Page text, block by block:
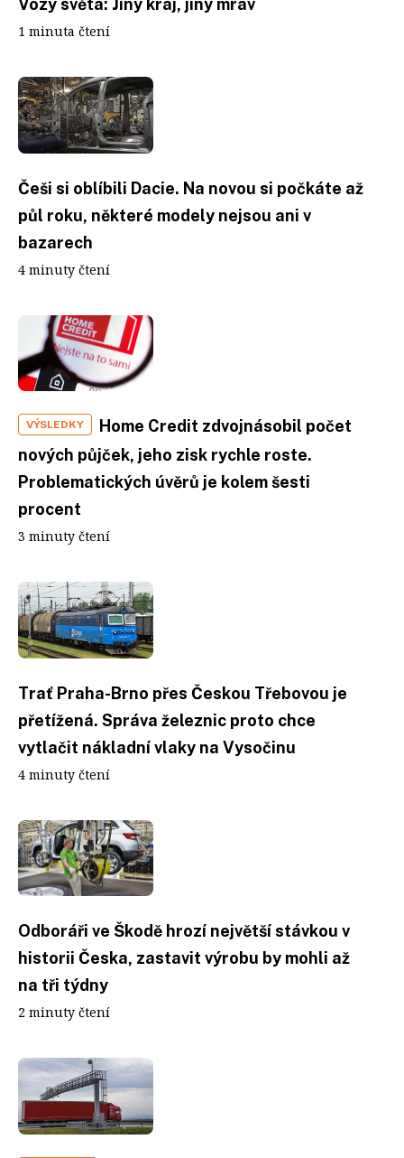
Vozy světa: Jiný kraj, jiný mrav
1 minuta čtení
Češi si oblíbili Dacie. Na novou si počkáte až
půl roku, některé modely nejsou ani v
bazarech
4 minuty čtení
VÝSLEDKY
Home Credit zdvojnásobil počet
nových půjček, jeho zisk rychle roste.
Problematických úvěrů je kolem šesti
procent
3 minuty čtení
Trať Praha-Brno přes Českou Třebovou je
přetížená. Správa železnic proto chce
vytlačit nákladní vlaky na Vysočinu
4 minuty čtení
Odboráři ve Škodě hrozí největší stávkou v
historii Česka, zastavit výrobu by mohli až
na tři týdny
2 minuty čtení